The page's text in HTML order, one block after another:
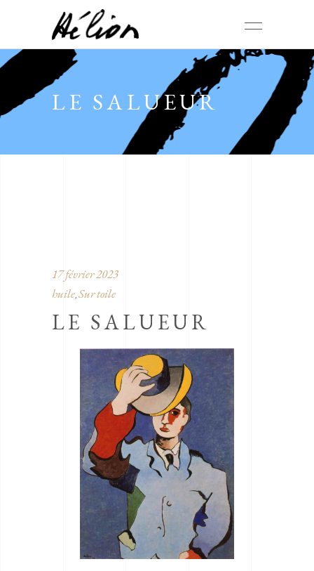
LE SALUEUR
17 février 2023
huile, Sur toile
LE SALUEUR